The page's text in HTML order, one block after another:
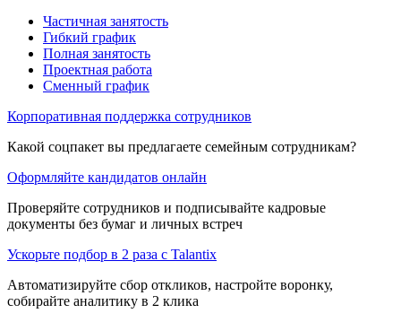
Частичная занятость
Гибкий график
Полная занятость
Проектная работа
Сменный график
Корпоративная поддержка сотрудников
Какой соцпакет вы предлагаете семейным сотрудникам?
Оформляйте кандидатов онлайн
Проверяйте сотрудников и подписывайте кадровые
документы без бумаг и личных встреч
Ускорьте подбор в 2 раза с Talantix
Автоматизируйте сбор откликов, настройте воронку,
собирайте аналитику в 2 клика